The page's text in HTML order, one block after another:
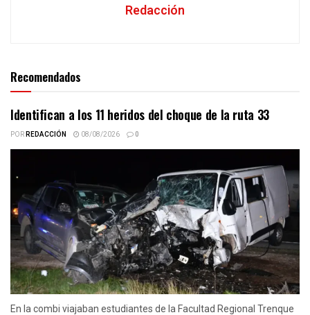
Redacción
Recomendados
Identifican a los 11 heridos del choque de la ruta 33
PORREDACCIÓN 08/08/2026 0
En la combi viajaban estudiantes de la Facultad Regional Trenque